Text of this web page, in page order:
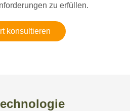
zu erfüllen.
konsultieren